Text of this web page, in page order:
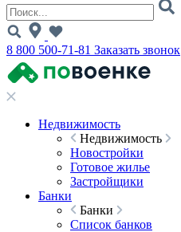
8 800 500-71-81 Заказать звонок
Недвижимость
Недвижимость
Новостройки
Готовое жилье
Застройщики
Банки
Банки
Список банков